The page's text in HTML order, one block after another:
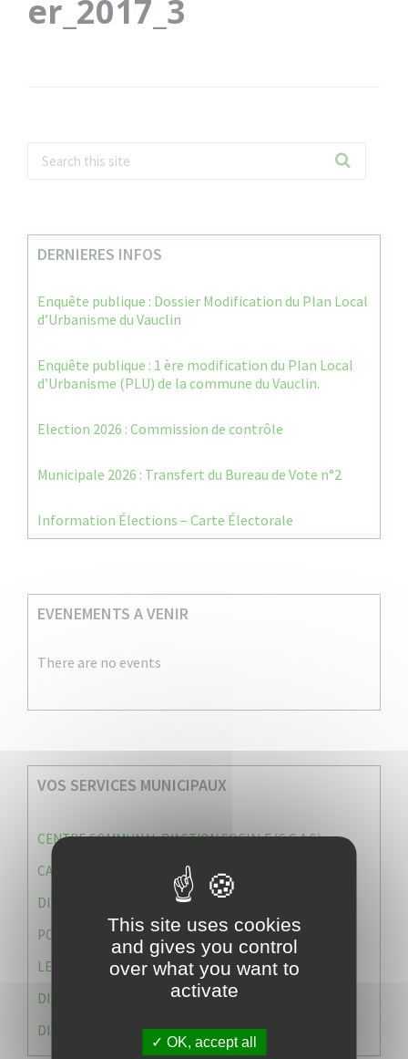
er_2017_3
DERNIERES INFOS
Enquête publique : Dossier Modification du Plan Local
d’Urbanisme du Vauclin
Enquête publique : 1 ère modification du Plan Local
d’Urbanisme (PLU) de la commune du Vauclin.
Election 2026 : Commission de contrôle
Municipale 2026 : Transfert du Bureau de Vote n°2
Information Élections – Carte Électorale
EVENEMENTS A VENIR
There are no events
VOS SERVICES MUNICIPAUX
CENTRE COMMUNAL D’ACTION SOCIALE (C.C.A.S)
CAISSE DES ÉCOLES
DIRECTION DES SERVICES TECHNIQUES
POLICE MUNICIPALE
LE CABINET DU MAIRE
DIRECTION DES RESSOURCES ET MOYENS
DIRECTION DU DEVELLOPPEMENT URBAIN DURABL
This site uses cookies
and gives you control
over what you want to
activate
OK, accept all